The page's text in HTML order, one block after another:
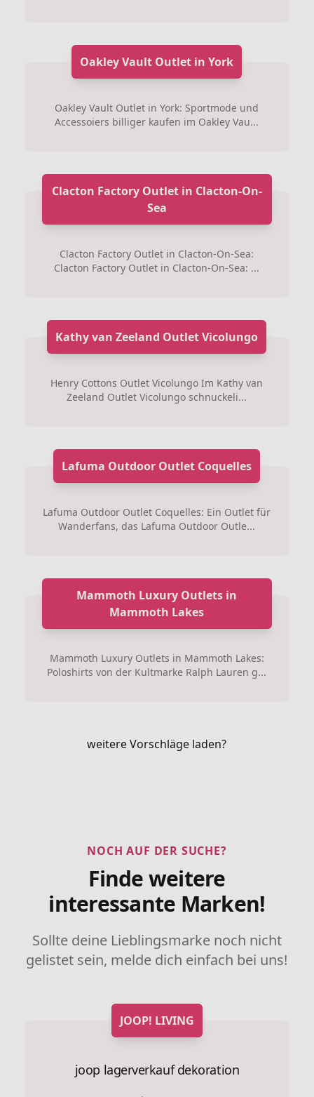
Oakley Vault Outlet in York
Oakley Vault Outlet in York: Sportmode und
Accessoiers billiger kaufen im Oakley Vau...
Clacton Factory Outlet in Clacton-On-
Sea
Clacton Factory Outlet in Clacton-On-Sea:
Clacton Factory Outlet in Clacton-On-Sea: ...
Kathy van Zeeland Outlet Vicolungo
Henry Cottons Outlet Vicolungo Im Kathy van
Zeeland Outlet Vicolungo schnuckeli...
Lafuma Outdoor Outlet Coquelles
Lafuma Outdoor Outlet Coquelles: Ein Outlet für
Wanderfans, das Lafuma Outdoor Outle...
Mammoth Luxury Outlets in
Mammoth Lakes
Mammoth Luxury Outlets in Mammoth Lakes:
Poloshirts von der Kultmarke Ralph Lauren g...
weitere Vorschläge laden?
NOCH AUF DER SUCHE?
Finde weitere
interessante Marken!
Sollte deine Lieblingsmarke noch nicht
gelistet sein, melde dich einfach bei uns!
JOOP! LIVING
joop lagerverkauf dekoration